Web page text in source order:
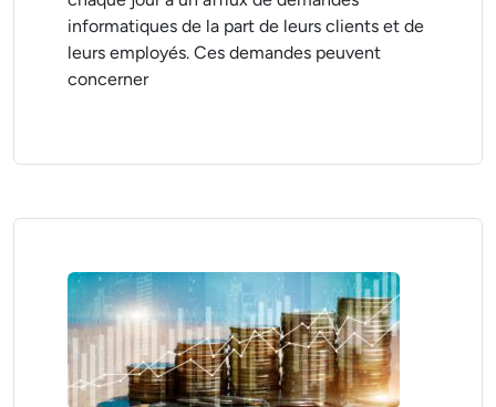
informatiques de la part de leurs clients et de
leurs employés. Ces demandes peuvent
concerner